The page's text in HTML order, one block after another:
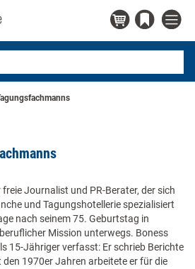
Journalist und PR-Berater, der sich
und Tagungshotellerie spezialisiert
nach seinem 75. Geburtstag in
Mission unterwegs. Boness
15-Jähriger verfasst: Er schrieb Berichte
1970er Jahren arbeitete er für die